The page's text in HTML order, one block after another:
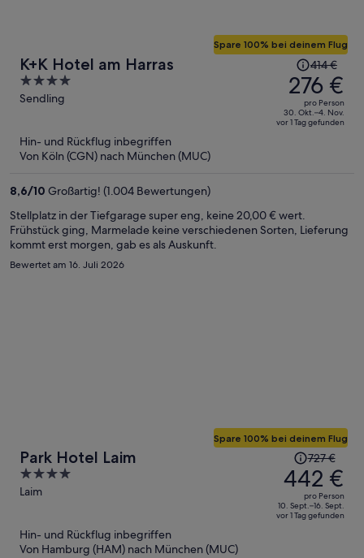
K+K Hotel am Harras
4
out
Sendling
Spare 100% bei deinem Flug
Der
Preis
betrug
414 €,
jetzt
Person
414 €
276 €
pro Person
30. Okt.–4. Nov.
vor 1 Tag gefunden
Hin- und Rückflug inbegriffen
Von Köln (CGN) nach München (MUC)
8,6/10 Großartig! (1.004 Bewertungen)
Stellplatz in der Tiefgarage super eng, keine 20,00 € wert.
Frühstück ging, Marmelade keine verschiedenen Sorten, Lieferung
kommt erst morgen, gab es als Auskunft.
Bewertet am 16. Juli 2026
Park Hotel Laim
4
out
5
Laim
Spare 100% bei deinem Flug
Der
Preis
betrug
727 €,
jetzt
727 €
442 €
pro Person
10. Sept.–16. Sept.
vor 1 Tag gefunden
Hin- und Rückflug inbegriffen
Von Hamburg (HAM) nach München (MUC)